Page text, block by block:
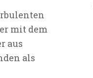
mit dem
aus
als